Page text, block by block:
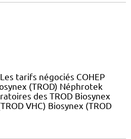
Les tarifs négociés COHEP
(TROD) Néphrotek
des TROD Biosynex
VHC) Biosynex (TROD